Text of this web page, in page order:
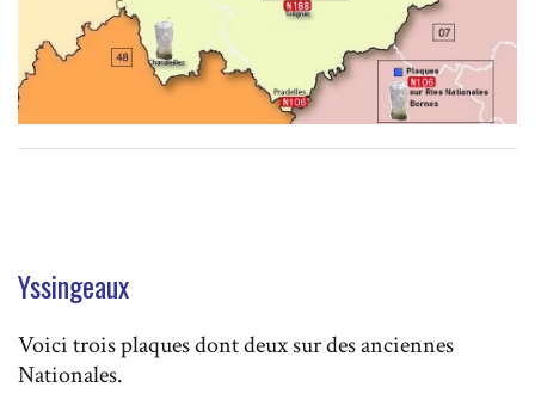
Yssingeaux
Voici trois plaques dont deux sur des anciennes
Nationales.